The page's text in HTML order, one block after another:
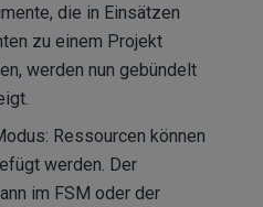
die in Einsätzen
zu einem Projekt
werden nun gebündelt
Ressourcen können
werden. Der
im FSM oder der